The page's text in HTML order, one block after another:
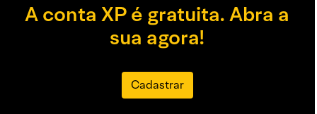
A conta XP é gratuita. Abra a
sua agora!
Cadastrar